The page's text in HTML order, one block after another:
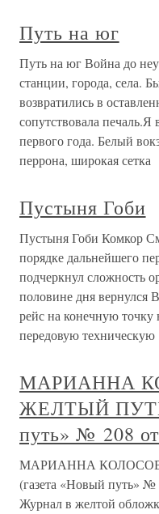
Путь на юг
Путь на юг Война до
станции, города, села.
возвратились в
сопутствовала
первого года. Белый
перрона, широкая сетка
Пустыня Гоби
Пустыня Гоби Комкор
порядке дальнейшего
подчеркнул сложность
половине дня вернулся
рейс на конечную
передовую техническую
МАРИАННА
ЖЕЛТЫЙ ПУТЬ
путь» № 208
МАРИАННА
(газета «Новый путь»
Журнал в желтой